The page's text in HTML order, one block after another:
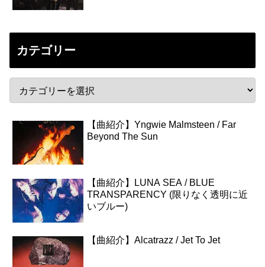
カテゴリー
【曲紹介】Yngwie Malmsteen / Far
Beyond The Sun
【曲紹介】LUNA SEA / BLUE
TRANSPARENCY (限りなく透明に近
いブルー)
【曲紹介】Alcatrazz / Jet To Jet